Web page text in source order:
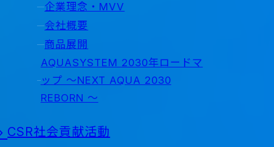
企業理念・MVV
会社概要
商品展開
AQUASYSTEM 2030年ロードマ
ップ ～NEXT AQUA 2030
REBORN ～
CSR社会貢献活動